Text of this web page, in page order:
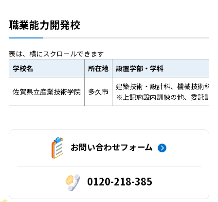
職業能力開発校
表は、横にスクロールできます
学校名
所在地 設置学部・学科
佐賀県立産業技術学院 多久市
建築技術・設計科、機械技術科
※上記施設内訓練の他、委託訓
お問い合わせフォーム
0120-218-385